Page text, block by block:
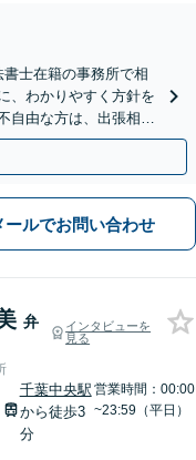
書士在籍の事務所で相
、わかりやすく方針を
自由な方は、出張相談
】
ールでお問い合わせ
弁
インタビューを
見る
千葉中央駅
から徒歩3
分
営業時間：00:00
~23:59（平日）